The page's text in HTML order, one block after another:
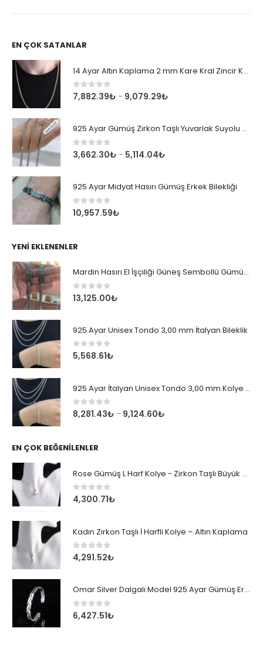
EN ÇOK SATANLAR
14 Ayar Altın Kaplama 2 mm Kare Kral Zincir Kolye
0 out of 5
7,882.39₺ – 9,079.29₺
925 Ayar Gümüş Zirkon Taşlı Yuvarlak Suyolu Bileklik
0 out of 5
3,662.30₺ – 5,114.04₺
925 Ayar Midyat Hasırı Gümüş Erkek Bilekliği
0out of 5
10,957.59₺
YENI EKLENENLER
Mardin Hasırı El İşçiliği Güneş Sembollü Gümüş Erkek Bileklik
0out of 5
13,125.00₺
925 Ayar Unisex Tondo 3,00 mm İtalyan Bileklik
0 out of 5
5,568.61₺
925 Ayar İtalyan Unisex Tondo 3,00 mm Kolye Zincir
0 out of 5
8,281.43₺ – 9,124.60₺
EN ÇOK BEĞENILENLER
Rose Gümüş L Harf Kolye - Zirkon Taşlı Büyük Boy Kadın Kolyesi
0 out of 5
4,300.71₺
Kadın Zirkon Taşlı İ Harfli Kolye – Altın Kaplama
0 out of 5
4,291.52₺
Omar Silver Dalgalı Model 925 Ayar Gümüş Erkek Bileklik
0 out of 5
6,427.51₺